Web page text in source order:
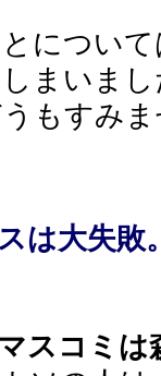
について
まいま
もすみ
は大失敗
スコミは